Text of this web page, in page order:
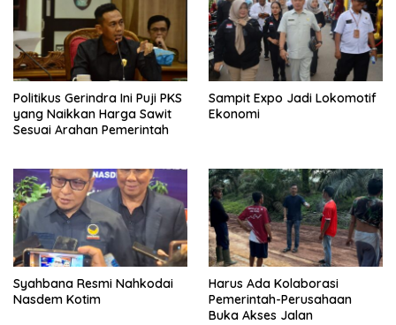
Politikus Gerindra Ini Puji PKS
yang Naikkan Harga Sawit
Sesuai Arahan Pemerintah
Sampit Expo Jadi Lokomotif
Ekonomi
Syahbana Resmi Nahkodai
Nasdem Kotim
Harus Ada Kolaborasi
Pemerintah-Perusahaan
Buka Akses Jalan